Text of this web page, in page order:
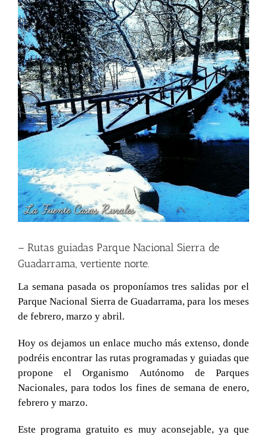
– Rutas guiadas Parque Nacional Sierra de
Guadarrama, vertiente norte.
La semana pasada os proponíamos tres salidas por el
Parque Nacional Sierra de Guadarrama, para los meses
de febrero, marzo y abril.
Hoy os dejamos un enlace mucho más extenso, donde
podréis encontrar las rutas programadas y guiadas que
propone el Organismo Autónomo de Parques
Nacionales, para todos los fines de semana de enero,
febrero y marzo.
Este programa gratuito es muy aconsejable, ya que